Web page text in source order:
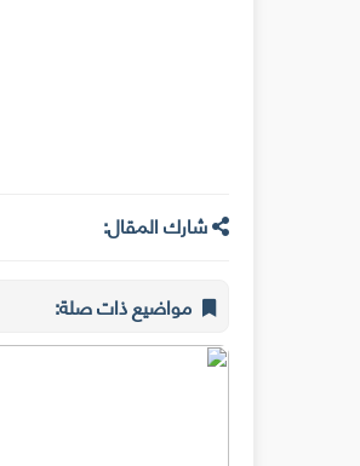
شارك المقال:
مواضيع ذات صلة: